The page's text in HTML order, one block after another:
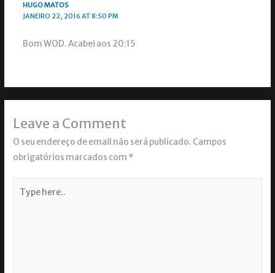
HUGO MATOS
JANEIRO 22, 2016 AT 8:50 PM
Bom WOD. Acabei aos 20:15
Leave a Comment
O seu endereço de email não será publicado. Campos
obrigatórios marcados com *